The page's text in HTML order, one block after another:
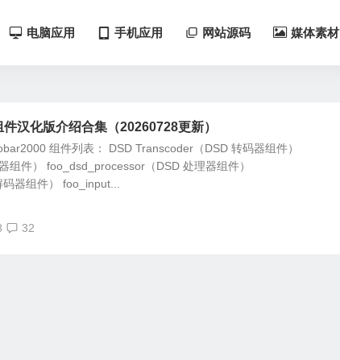
电脑应用 手机应用 网站源码 媒体素材
汉化版介绍合集（20260728更新）
组件列表： DSD Transcoder（DSD 转码器组件）
组件） foo_dsd_processor（DSD 处理器组件）
器组件） foo_input...
32